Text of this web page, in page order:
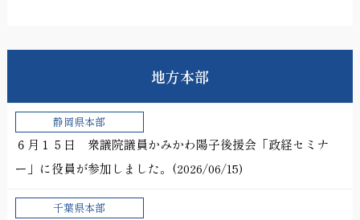
地方本部
静岡県本部
６月１５日 衆議院議員かみかわ陽子後援会「政経セミナ
ー」に役員が参加しました。(2026/06/15)
千葉県本部